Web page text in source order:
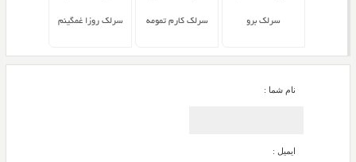
سرلک برو سرلک کارم تمومه سرلک روزا غمگینم
نام شما :
ایمیل :